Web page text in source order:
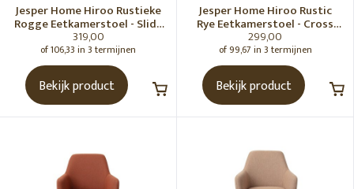
Jesper Home Hiroo Rustieke
Rogge Eetkamerstoel - Slide
Roze
319,00
of 106,33 in 3 termijnen
Bekijk product
Jesper Home Hiroo Rustic
Rye Eetkamerstoel - Cross
Steel
299,00
of 99,67 in 3 termijnen
Bekijk product